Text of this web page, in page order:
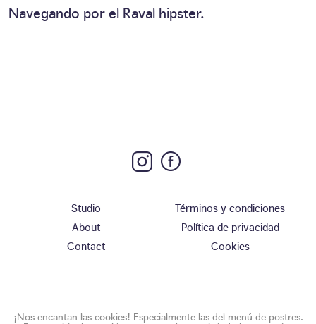
Navegando por el Raval hipster.
Studio
About
Contact
Términos y condiciones
Política de privacidad
Cookies
¡Nos encantan las cookies! Especialmente las del menú de postres.